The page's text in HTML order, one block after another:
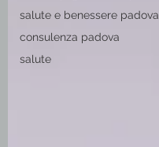
salute e benessere padova
consulenza padova
salute